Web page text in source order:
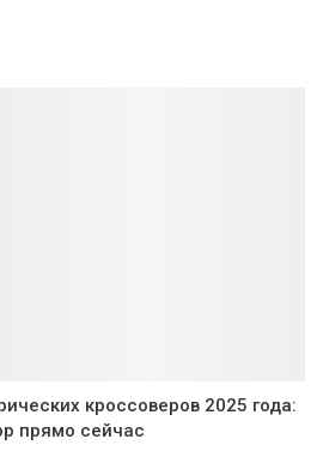
кроссоверов 2025 года:
прямо сейчас